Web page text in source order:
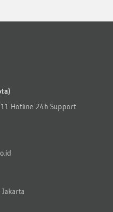
Hotline 24h Support